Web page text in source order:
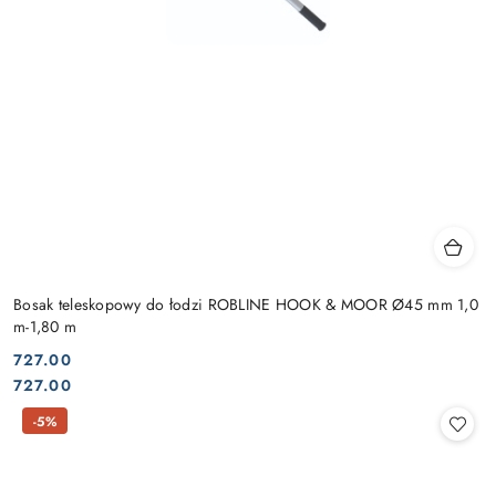
Bosak teleskopowy do łodzi ROBLINE HOOK & MOOR Ø45 mm 1,0
m-1,80 m
Cena:
727.00
Cena:
727.00
-5%